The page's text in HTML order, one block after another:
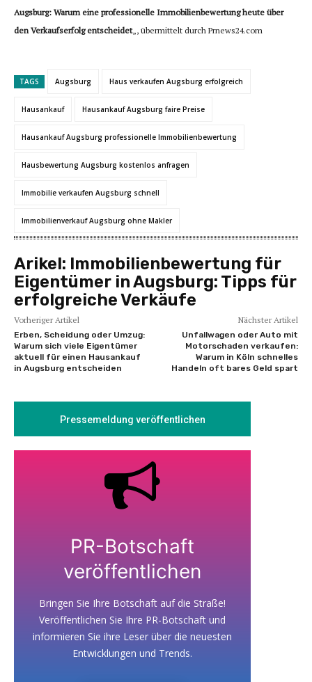
Augsburg: Warum eine professionelle Immobilienbewertung heute über
den Verkaufserfolg entscheidet„, übermittelt durch Prnews24.com
TAGS Augsburg Haus verkaufen Augsburg erfolgreich
Hausankauf Hausankauf Augsburg faire Preise
Hausankauf Augsburg professionelle Immobilienbewertung
Hausbewertung Augsburg kostenlos anfragen
Immobilie verkaufen Augsburg schnell
Immobilienverkauf Augsburg ohne Makler
Arikel: Immobilienbewertung für
Eigentümer in Augsburg: Tipps für
erfolgreiche Verkäufe
Vorheriger Artikel
Erben, Scheidung oder Umzug:
Warum sich viele Eigentümer
aktuell für einen Hausankauf
in Augsburg entscheiden
Nächster Artikel
Unfallwagen oder Auto mit
Motorschaden verkaufen:
Warum in Köln schnelles
Handeln oft bares Geld spart
Pressemeldung veröffentlichen
PR-Botschaft
veröffentlichen
Bringen Sie Ihre Botschaft auf die Straße!
Veröffentlichen Sie Ihre PR-Botschaft und
informieren Sie ihre Leser über die neuesten
Entwicklungen und Trends.